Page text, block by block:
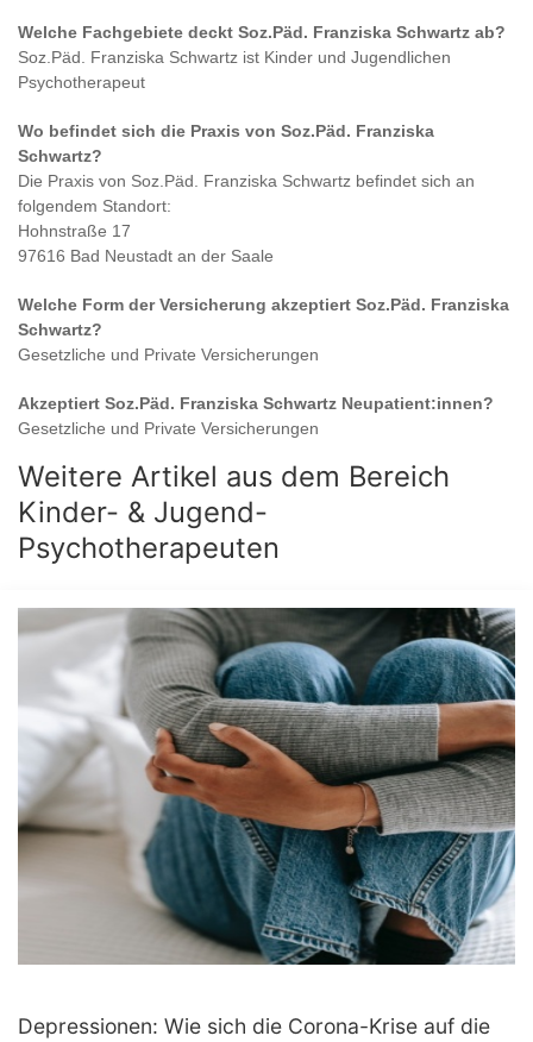
Welche Fachgebiete deckt Soz.Päd. Franziska Schwartz ab?
Soz.Päd. Franziska Schwartz ist Kinder und Jugendlichen
Psychotherapeut
Wo befindet sich die Praxis von Soz.Päd. Franziska
Schwartz?
Die Praxis von Soz.Päd. Franziska Schwartz befindet sich an
folgendem Standort:
Hohnstraße 17
97616 Bad Neustadt an der Saale
Welche Form der Versicherung akzeptiert Soz.Päd. Franziska
Schwartz?
Gesetzliche und Private Versicherungen
Akzeptiert Soz.Päd. Franziska Schwartz Neupatient:innen?
Gesetzliche und Private Versicherungen
Weitere Artikel aus dem Bereich
Kinder- & Jugend-
Psychotherapeuten
Depressionen: Wie sich die Corona-Krise auf die